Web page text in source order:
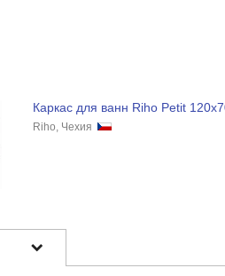
Каркас для ванн Riho Petit
Riho, Чехия